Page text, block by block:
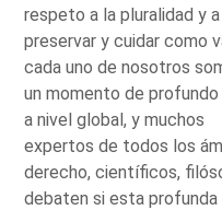
respeto a la pluralidad y
preservar y cuidar como
cada uno de nosotros
un momento de
a nivel global, y muchos
expertos de todos los
derecho, científicos,
debaten si esta